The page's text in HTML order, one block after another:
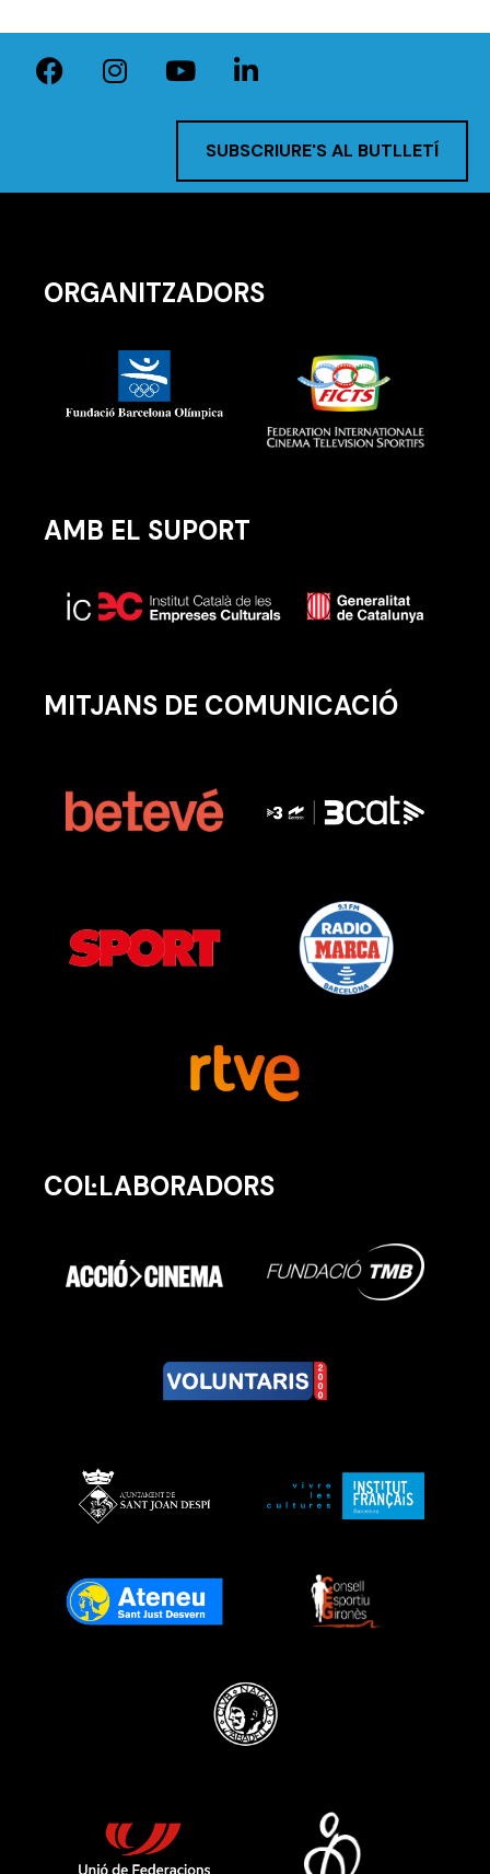
SUBSCRIURE'S AL BUTLLETÍ
ORGANITZADORS
AMB EL SUPORT
MITJANS DE COMUNICACIÓ
COL·LABORADORS